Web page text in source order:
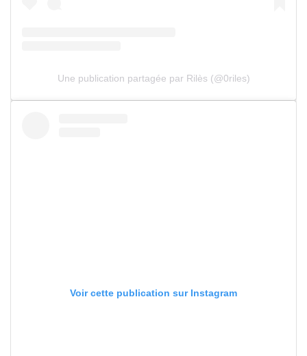
Une publication partagée par Rilès (@0riles)
Voir cette publication sur Instagram